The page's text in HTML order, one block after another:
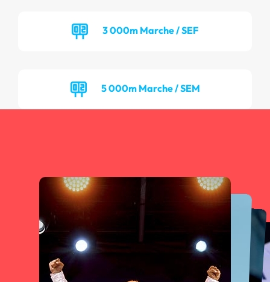
3 000m Marche / SEF
5 000m Marche / SEM